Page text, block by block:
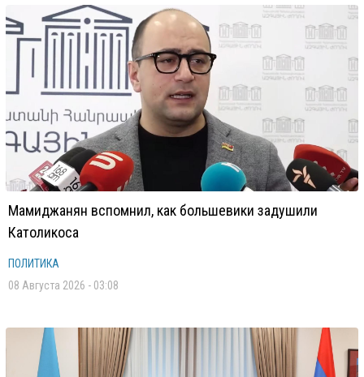
Мамиджанян вспомнил, как большевики задушили
Католикоса
ПОЛИТИКА
08 Августа 2026 - 03:08